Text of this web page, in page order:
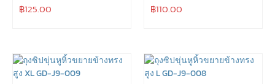
฿125.00 ฿110.00